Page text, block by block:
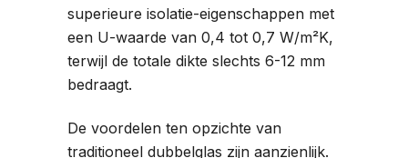
superieure isolatie-eigenschappen met
een U-waarde van 0,4 tot 0,7 W/m²K,
terwijl de totale dikte slechts 6-12 mm
bedraagt.
De voordelen ten opzichte van
traditioneel dubbelglas zijn aanzienlijk.